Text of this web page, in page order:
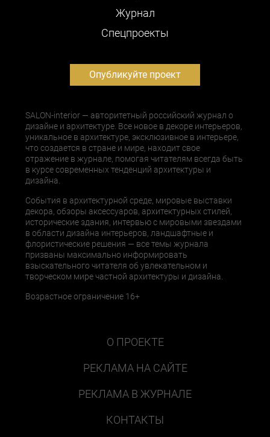
Журнал
Cпецпроекты
Опубликуйте проект
SALON-interior — авторитетный российский журнал о
дизайне и архитектуре. Все новое в декоре интерьеров,
уникальное в архитектуре, эксклюзивное в интерьере,
что создается в стране и мире, находит свое
отражение в журнале, помогая читателям всегда быть
в курсе современных тенденций архитектуры и
дизайна.
События в архитектурной среде, мировые выставки
декора, обзоры аксессуаров, архитектурных стилей,
исторические здания, интервью с мировыми звездами
в области дизайна интерьеров, ландшафтные и
флористические решения — все темы журнала
призваны максимально информировать
взыскательного читателя об увлекательном и
творческом мире частной архитектуры и дизайна.
Возрастное ограничение 16+
О ПРОЕКТЕ
РЕКЛАМА НА САЙТЕ
РЕКЛАМА В ЖУРНАЛЕ
КОНТАКТЫ